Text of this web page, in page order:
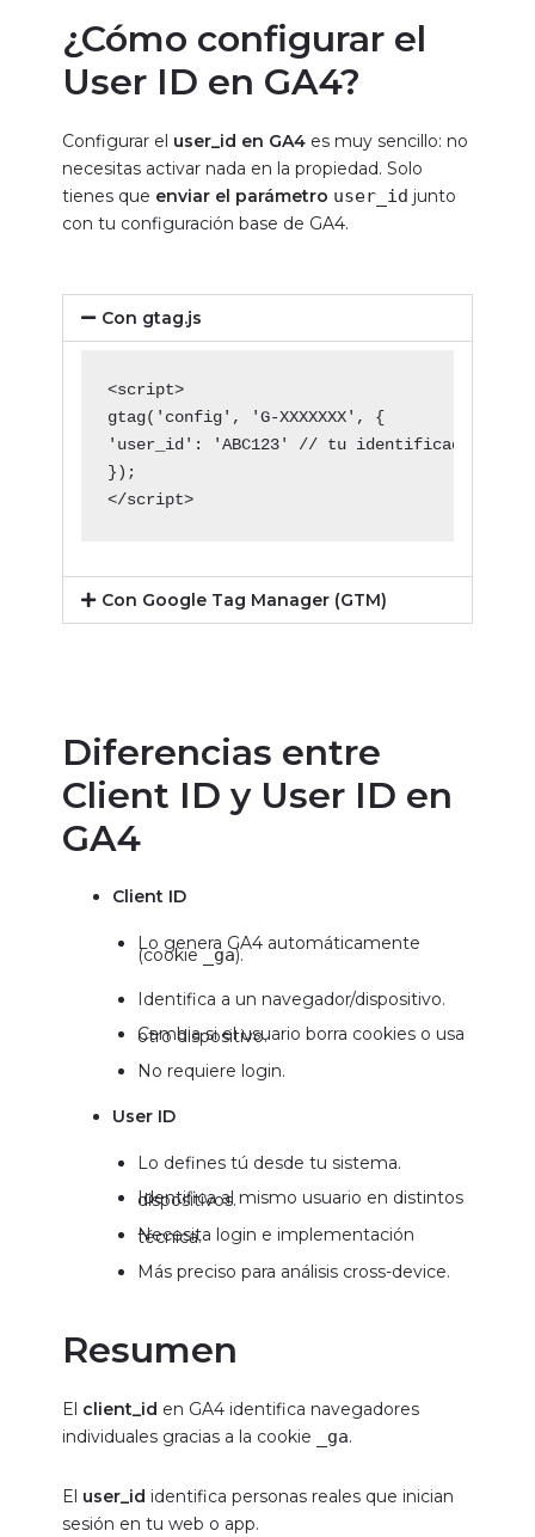
¿Cómo configurar el
User ID en GA4?
Configurar el user_id en GA4es muy sencillo: no
necesitas activar nada en la propiedad. Solo
tienes que enviar el parámetro user_id junto
con tu configuración base de GA4.
Con gtag.js
<script>
gtag('config', 'G-XXXXXXX', {
'user_id': 'ABC123' // tu identificador
});
</script>
Con Google Tag Manager (GTM)
Diferencias entre
Client ID y User ID en
GA4
Client ID
Lo genera GA4 automáticamente
(cookie_ga).
Identifica a un navegador/dispositivo.
Cambia si el usuario borra cookies o usa otro dispositivo.
No requiere login.
User ID
Lo defines tú desde tu sistema.
Identifica al mismo usuario en distintos dispositivos.
Necesita login e implementación técnica.
Más preciso para análisis cross-device.
Resumen
El client_id en GA4 identifica navegadores
individuales gracias a la cookie
_ga.
El user_id identifica personas reales que inician
sesión en tu web o app.